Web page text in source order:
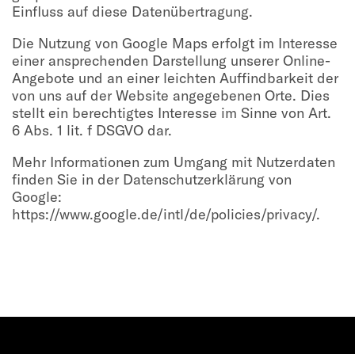
Einfluss auf diese Datenübertragung.
Die Nutzung von Google Maps erfolgt im Interesse
einer ansprechenden Darstellung unserer Online-
Angebote und an einer leichten Auffindbarkeit der
von uns auf der Website angegebenen Orte. Dies
stellt ein berechtigtes Interesse im Sinne von Art.
6 Abs. 1 lit. f DSGVO dar.
Mehr Informationen zum Umgang mit Nutzerdaten
finden Sie in der Datenschutzerklärung von
Google:
https://www.google.de/intl/de/policies/privacy/.